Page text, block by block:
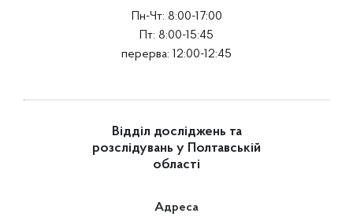
Пн-Чт: 8:00-17:00
Пт: 8:00-15:45
перерва: 12:00-12:45
Відділ досліджень та
розслідувань у Полтавській
області
Адреса